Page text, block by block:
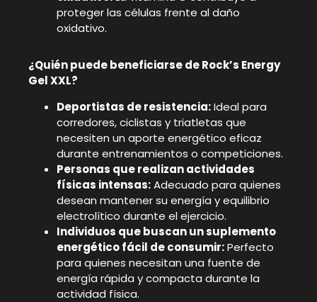
proteger las células frente al daño
oxidativo.
¿Quién puede beneficiarse de Rock’s Energy
Gel XXL?
Deportistas de resistencia:Ideal para
corredores, ciclistas y triatletas que
necesiten un aporte energético eficaz
durante entrenamientos o competiciones.
Personas que realizan actividades
físicas intensas:Adecuado para quienes
desean mantener su energía y equilibrio
electrolítico durante el ejercicio.
Individuos que buscan un suplemento
energético fácil de consumir:Perfecto
para quienes necesitan una fuente de
energía rápida y compacta durante la
actividad física.